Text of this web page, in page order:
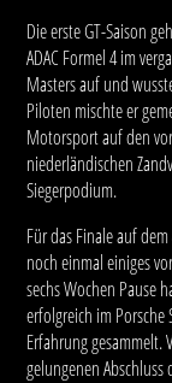
Die erste GT-Saison
ADAC Formel 4 im
Masters auf und
Piloten mischte er
Motorsport auf den
niederländischen
Siegerpodium.
Für das Finale auf
noch einmal einiges
sechs Wochen Pause
erfolgreich im
Erfahrung
gelungenen Abschluss